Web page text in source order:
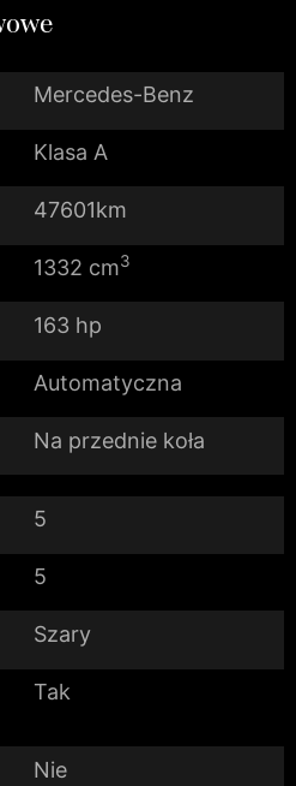
Mercedes-Benz
Klasa A
47601km
1332 cm3
163 hp
Automatyczna
Na przednie koła
5
5
Szary
Tak
Nie